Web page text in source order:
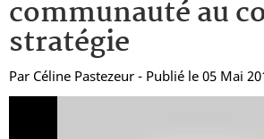
communauté au
stratégie
Par Céline Pastezeur - Publié le 05 Mai